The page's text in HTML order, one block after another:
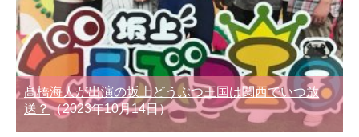
髙橋海人が出演の坂上どうぶつ王国は関西でいつ放
送？（2023年10月14日）